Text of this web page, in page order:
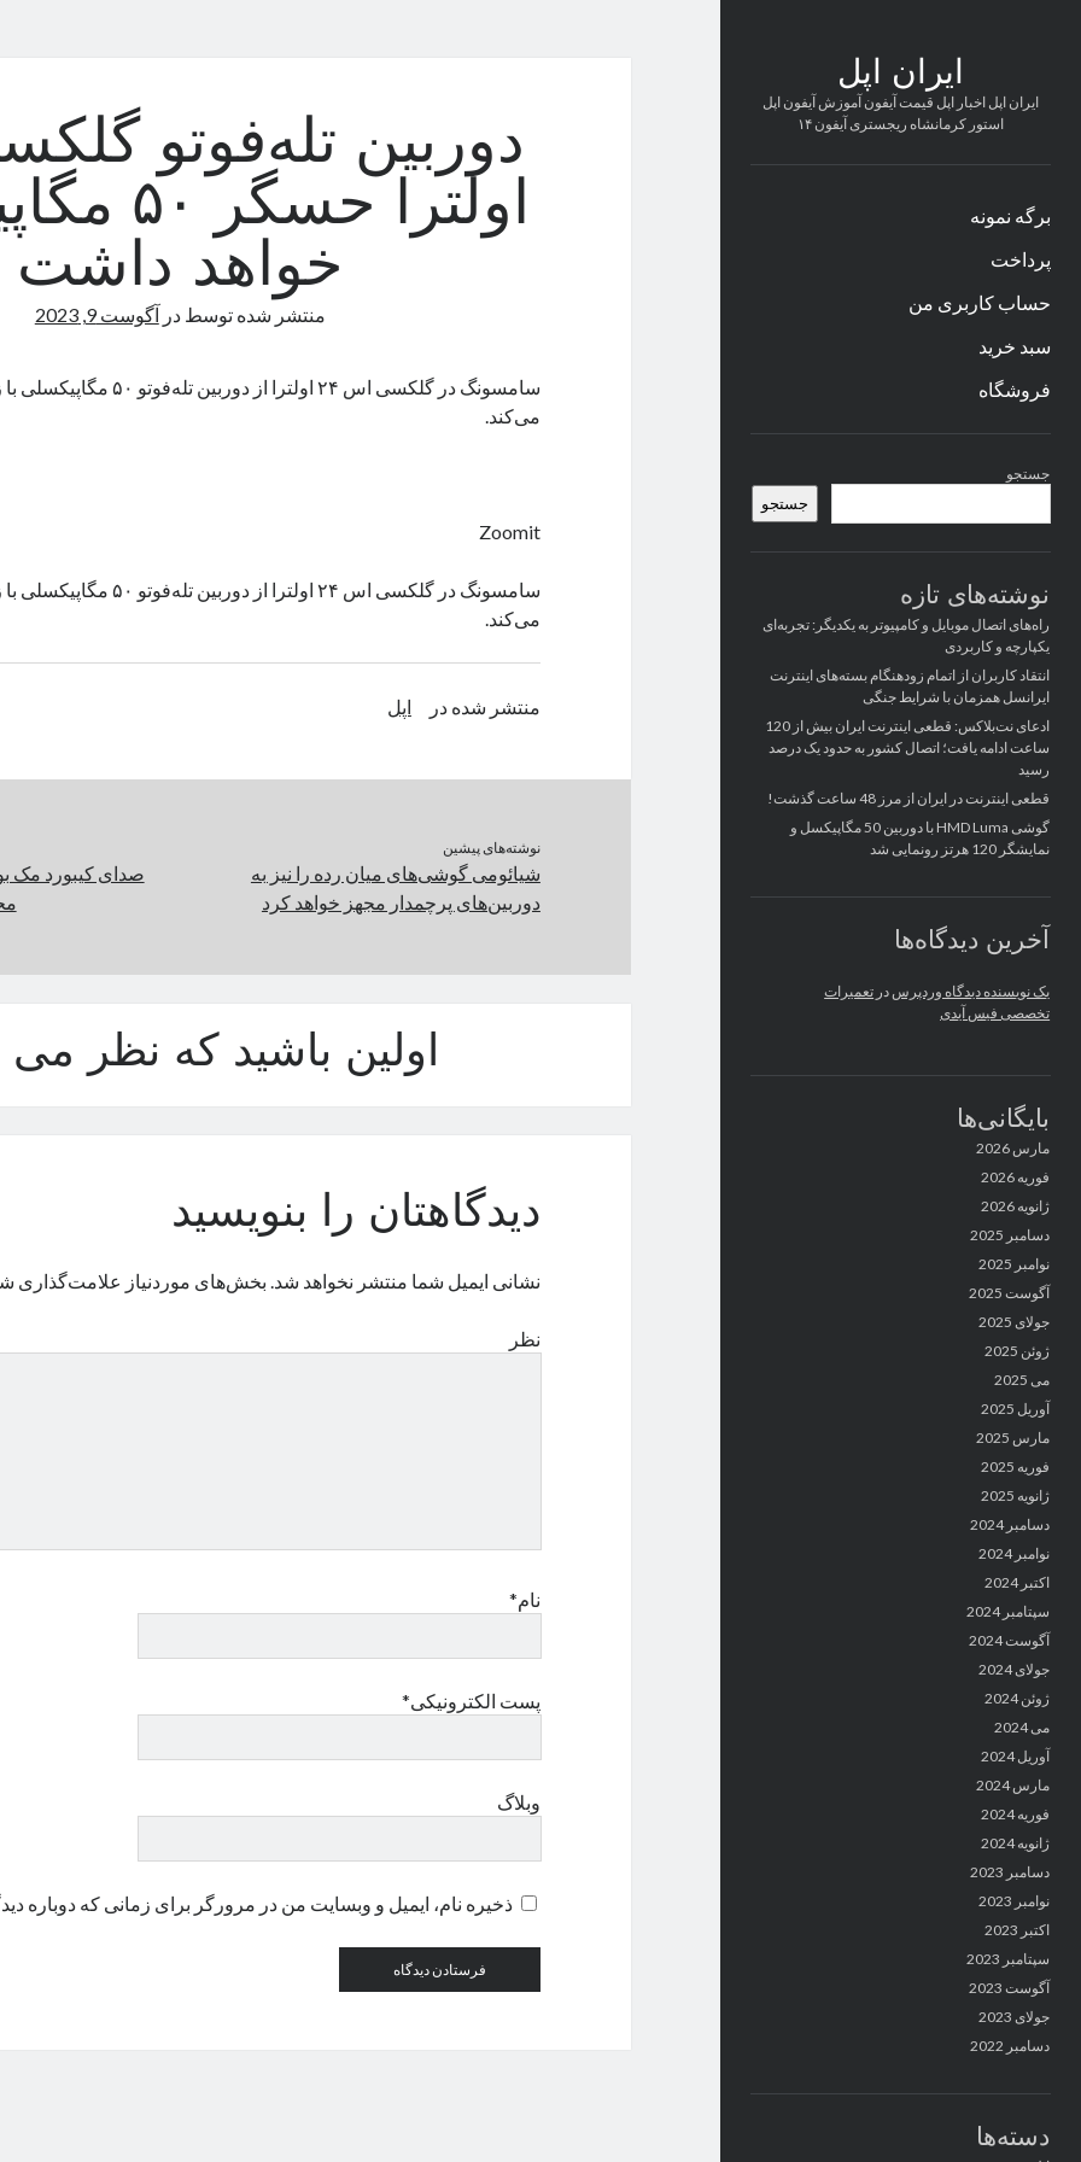
ایران اپل
ایران اپل اخبار اپل قیمت آیفون آموزش آیفون اپل
استور کرمانشاه ریجستری آیفون ۱۴
برگه نمونه
پرداخت
حساب کاربری من
سبد خرید
فروشگاه
کناری
جستجو
جستجو
نوشته‌های تازه
راه‌های اتصال موبایل و کامپیوتر به یکدیگر: تجربه‌ای
یکپارچه و کاربردی
انتقاد کاربران از اتمام زودهنگام بسته‌های اینترنت
ایرانسل همزمان با شرایط جنگی
ادعای نت‌بلاکس: قطعی اینترنت ایران بیش از 120
ساعت ادامه یافت؛ اتصال کشور به حدود یک درصد
رسید
قطعی اینترنت در ایران از مرز 48 ساعت گذشت!
گوشی HMD Luma با دوربین 50 مگاپیکسل و
نمایشگر 120 هرتز رونمایی شد
آخرین دیدگاه‌ها
یک نویسنده دیدگاه وردپرس در تعمیرات
تخصصی فیس آیدی
بایگانی‌ها
مارس 2026
فوریه 2026
ژانویه 2026
دسامبر 2025
نوامبر 2025
آگوست 2025
جولای 2025
ژوئن 2025
می 2025
آوریل 2025
مارس 2025
فوریه 2025
ژانویه 2025
دسامبر 2024
نوامبر 2024
اکتبر 2024
سپتامبر 2024
آگوست 2024
جولای 2024
ژوئن 2024
می 2024
آوریل 2024
مارس 2024
فوریه 2024
ژانویه 2024
دسامبر 2023
نوامبر 2023
اکتبر 2023
سپتامبر 2023
آگوست 2023
جولای 2023
دسامبر 2022
دسته‌ها
اولترا
خواهد داشت
منتشر شده توسطدرآگوست 9, 2023
می‌کند.
Zoomit
می‌کند.
منتشر شده در اپل
نوشته‌های پیشین
شیائومی گوشی‌های میان رده را نیز به
دوربین‌های پرچمدار مجهز خواهد کرد
صدای کیبورد مک
اولین باشید که نظر می
دیدگاهتان را بنویسید
نشانی ایمیل شما منتشر نخواهد شد. بخش‌های موردنیاز علامت‌گذاری
نظر
نام*
پست الکترونیکی*
وبلاگ
ذخیره نام، ایمیل و وبسایت من در مرورگر برای زمانی که دوباره